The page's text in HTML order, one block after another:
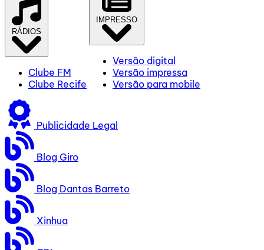
RÁDIOS
Clube FM
Clube Recife
IMPRESSO
Versão digital
Versão impressa
Versão para mobile
Publicidade Legal
Blog Giro
Blog Dantas Barreto
Xinhua